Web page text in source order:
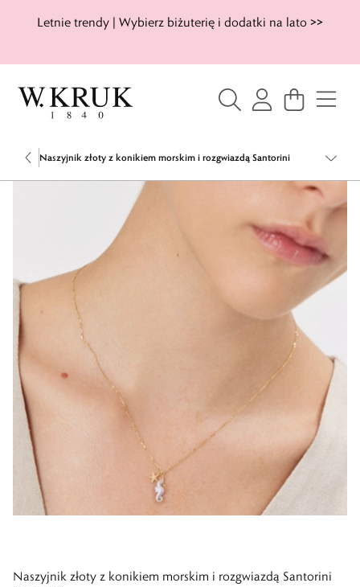
Letnie trendy | Wybierz biżuterię i dodatki na lato >>
Naszyjnik złoty z konikiem morskim i rozgwiazdą Santorini
Naszyjnik złoty z konikiem morskim i rozgwiazdą Santorini